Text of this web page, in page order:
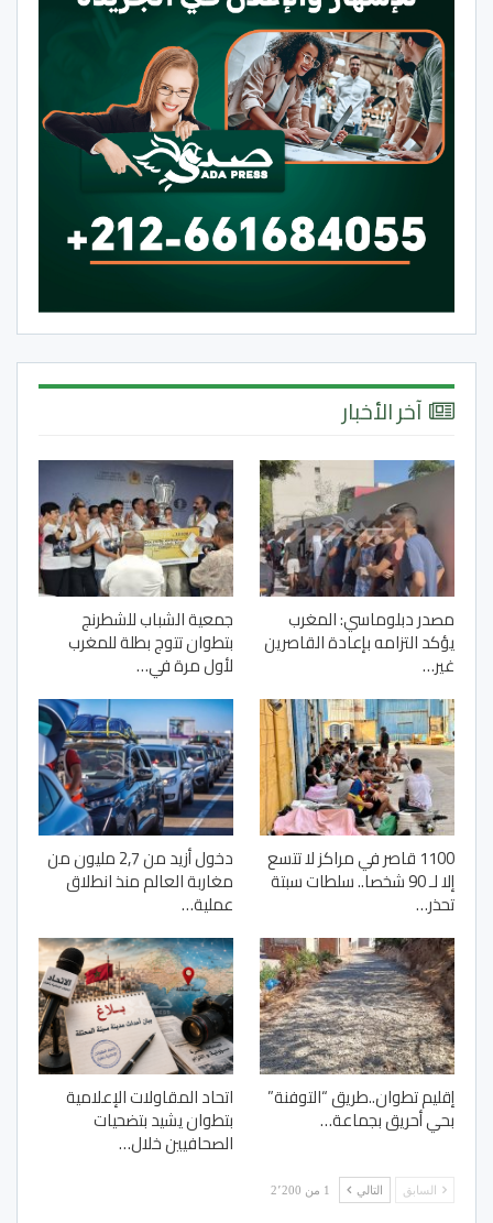
آخر الأخبار
مصدر دبلوماسي: المغرب
يؤكد التزامه بإعادة القاصرين
غير…
جمعية الشباب للشطرنج
بتطوان تتوج بطلة للمغرب
لأول مرة في…
1100 قاصر في مراكز لا تتسع
إلا لـ 90 شخصا.. سلطات سبتة
تحذر…
دخول أزيد من 2,7 مليون من
مغاربة العالم منذ انطلاق
عملية…
إقليم تطوان..طريق “التوفنة”
بحي أحريق بجماعة…
اتحاد المقاولات الإعلامية
بتطوان يشيد بتضحيات
الصحافيين خلال…
السابق التالي 1 من 2٬200